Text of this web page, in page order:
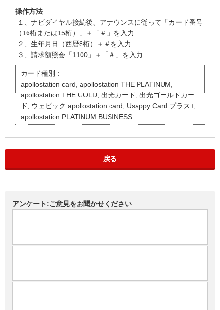
操作方法
１、ナビダイヤル接続後、アナウンスに従って「カード番号
（16桁または15桁）」＋「＃」を入力
２、生年月日（西暦8桁）＋＃を入力
３、請求額照会「1100」＋「＃」を入力
カード種別：
apollostation card, apollostation THE PLATINUM,
apollostation THE GOLD, 出光カード, 出光ゴールドカー
ド, ウェビック apollostation card, Usappy Card プラス+,
apollostation PLATINUM BUSINESS
戻る
アンケート:ご意見をお聞かせください